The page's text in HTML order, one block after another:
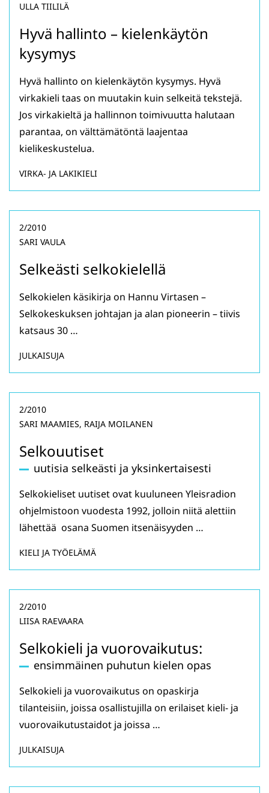
Hyvä hallinto – kielenkäytön
kysymys
ULLA TIILILÄ
Hyvä hallinto on kielenkäytön kysymys. Hyvä
virkakieli taas on muutakin kuin selkeitä tekstejä.
Jos virkakieltä ja hallinnon toimivuutta halutaan
parantaa, on välttämätöntä laajentaa
kielikeskustelua.
VIRKA- JA LAKIKIELI
Selkeästi selkokielellä
2/2010
SARI VAULA
Selkokielen käsikirja on Hannu Virtasen –
Selkokeskuksen johtajan ja alan pioneerin – tiivis
katsaus 30 …
JULKAISUJA
Selkouutiset
uutisia selkeästi ja yksinkertaisesti
2/2010
SARI MAAMIES, RAIJA MOILANEN
Selkokieliset uutiset ovat kuuluneen Yleisradion
ohjelmistoon vuodesta 1992, jolloin niitä alettiin
lähettää osana Suomen itsenäisyyden …
KIELI JA TYÖELÄMÄ
Selkokieli ja vuorovaikutus:
ensimmäinen puhutun kielen opas
2/2010
LIISA RAEVAARA
Selkokieli ja vuorovaikutus on opaskirja
tilanteisiin, joissa osallistujilla on erilaiset kieli- ja
vuorovaikutustaidot ja joissa …
JULKAISUJA